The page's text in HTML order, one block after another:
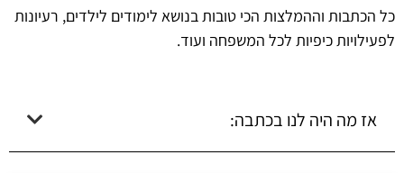
כל הכתבות וההמלצות הכי טובות בנושא לימודים לילדים, רעיונות
לפעילויות כיפיות לכל המשפחה ועוד.
אז מה היה לנו בכתבה: